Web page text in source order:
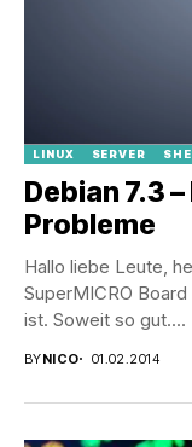
LINUX SERVER
Debian 7.3
Probleme
Hallo liebe Leute,
SuperMICRO
ist. Soweit so gut....
BYNICO 01.02.2014